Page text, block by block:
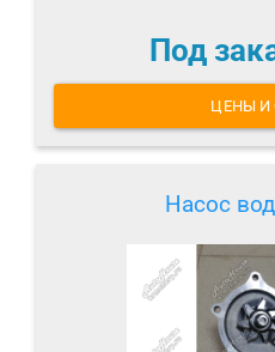
Под
ЦЕНЫ И
Насос